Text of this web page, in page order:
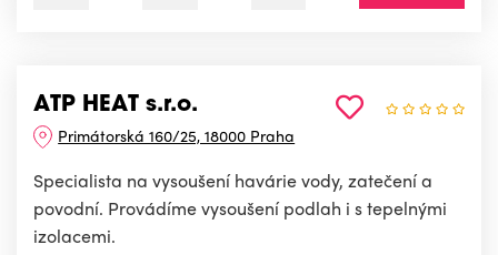
ATP HEAT s.r.o.
Primátorská 160/25, 18000 Praha
Specialista na vysoušení havárie vody, zatečení a
povodní. Provádíme vysoušení podlah i s tepelnými
izolacemi.